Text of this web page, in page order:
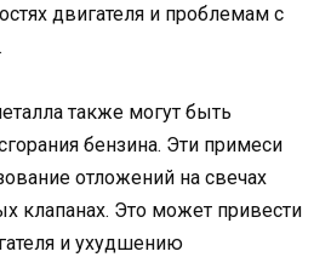
двигателя и проблемам с
также могут быть
бензина. Эти примеси
отложений на свечах
клапанах. Это может привести
и ухудшению